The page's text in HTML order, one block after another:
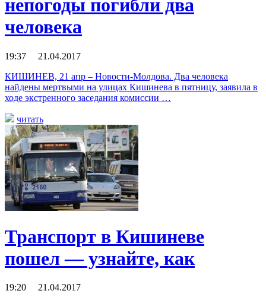
непогоды погибли два
человека
19:37 21.04.2017
КИШИНЕВ, 21 апр – Новости-Молдова. Два человека
найдены мертвыми на улицах Кишинева в пятницу, заявила в
ходе экстренного заседания комиссии …
читать
Транспорт в Кишиневе
пошел — узнайте, как
19:20 21.04.2017